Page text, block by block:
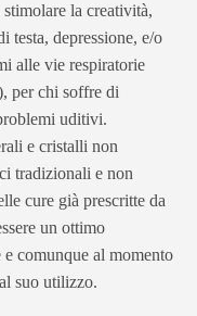
la creatività,
testa, depressione, e/o
alle vie respiratorie
per chi soffre di
uditivi.
e cristalli non
tradizionali e non
cure già prescritte da
un ottimo
comunque al momento
suo utilizzo.